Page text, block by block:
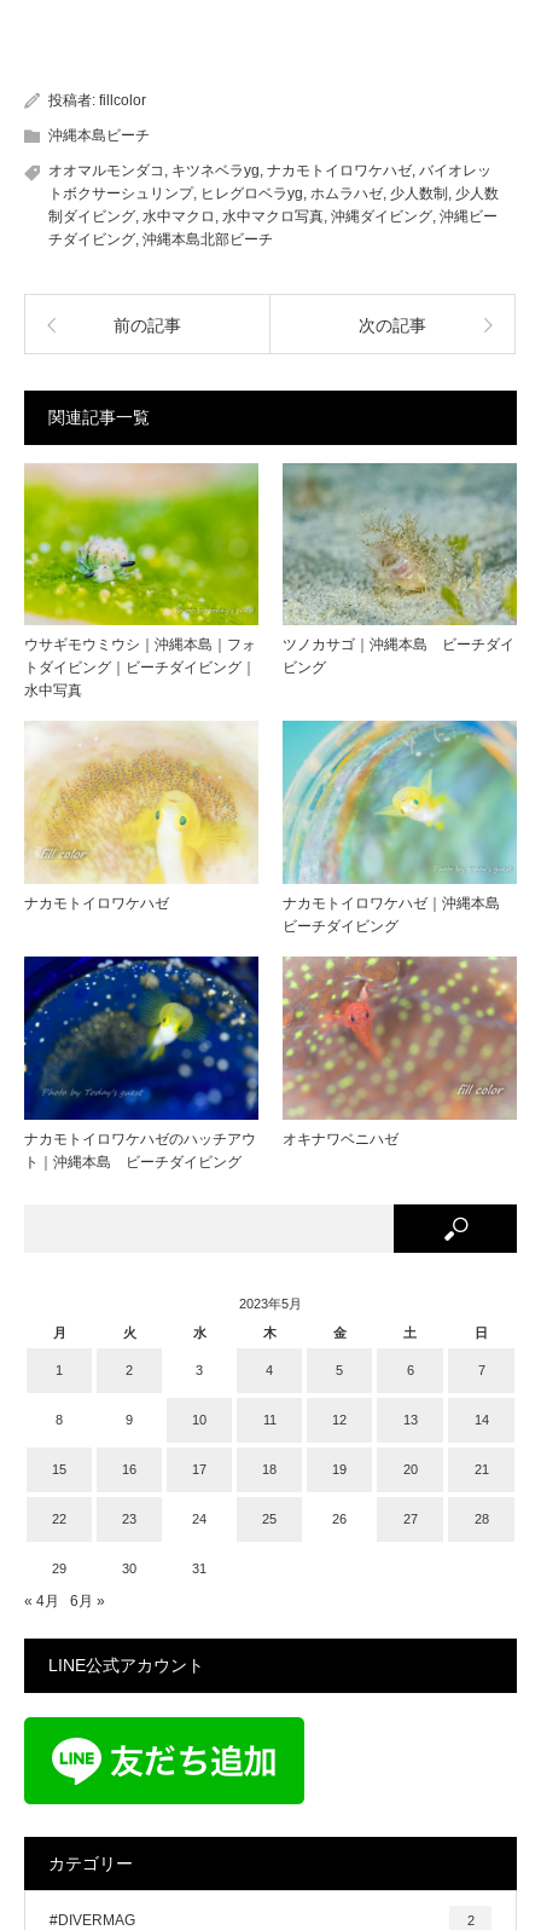
投稿者: fillcolor
沖縄本島ビーチ
オオマルモンダコ キツネベラyg ナカモトイロワケハゼ バイオレッ
トボクサーシュリンプ, ヒレグロベラyg ホムラハゼ 少人数制 少人数
制ダイビング 水中マクロ 水中マクロ写真 沖縄ダイビング 沖縄ビー
チダイビング 沖縄本島北部ビーチ
前の記事 次の記事
関連記事一覧
ウサギモウミウシ｜沖縄本島｜フォ
トダイビング｜ビーチダイビング｜
水中写真
ツノカサゴ｜沖縄本島 ビーチダイ
ビング
ナカモトイロワケハゼ
ナカモトイロワケハゼ｜沖縄本島
ビーチダイビング
ナカモトイロワケハゼのハッチアウ
ト｜沖縄本島 ビーチダイビング
オキナワベニハゼ
2023年5月
月
火 水 木 金 土 日
1 2 3 4 5 6 7
8 9 10 11 12 13 14
15 16 17 18 19 20 21
22 23 24 25 26 27 28
29 30 31
« 4月 6月 »
LINE公式アカウント
カテゴリー
#DIVERMAG 2